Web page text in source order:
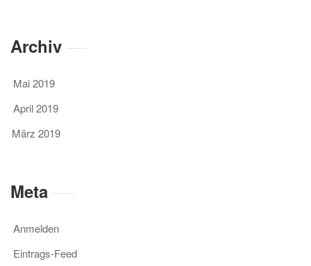
Archiv
Mai 2019
April 2019
März 2019
Meta
Anmelden
Eintrags-Feed